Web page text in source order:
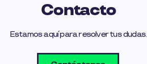
Contacto
Estamos aquí para resolver tus dudas.